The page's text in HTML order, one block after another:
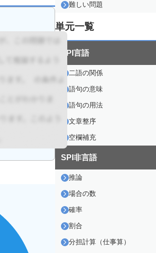
難しい問題
単元一覧
SPI言語
二語の関係
語句の意味
語句の用法
文章整序
空欄補充
SPI非言語
推論
場合の数
確率
割合
分担計算（仕事算）